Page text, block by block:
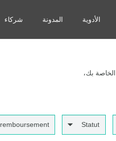
الأدوية المدونة شركاء
بك،
Statut
remboursement